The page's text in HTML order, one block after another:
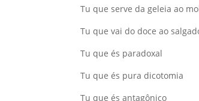
Tu que serve da geleia ao
Tu que vai do doce ao
Tu que és paradoxal
Tu que és pura dicotomia
Tu que és antagônico